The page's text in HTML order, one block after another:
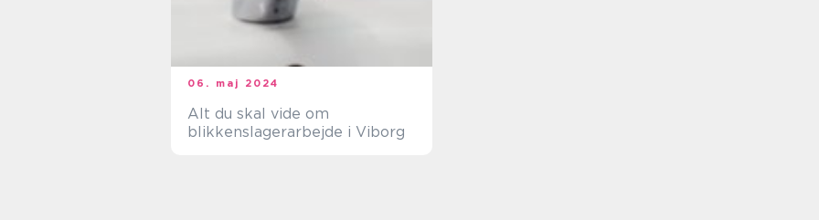
06. maj 2024
Alt du skal vide om
blikkenslagerarbejde i Viborg